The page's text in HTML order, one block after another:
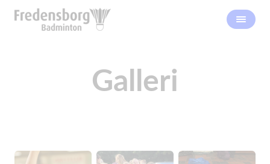
Galleri